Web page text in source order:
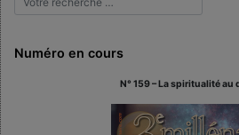
Numéro en cours
N° 159 – La spiritualité au